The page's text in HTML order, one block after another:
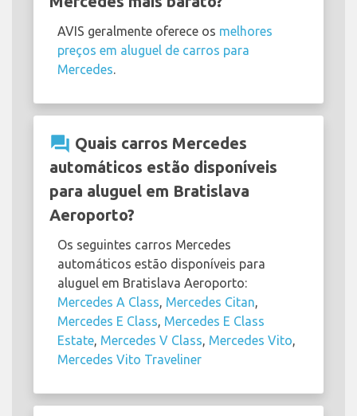
AVIS geralmente oferece os melhores
preços em aluguel de carros para
Mercedes
question_answer Quais carros Mercedes
automáticos estão disponíveis
para aluguel em Bratislava
Aeroporto?
Os seguintes carros Mercedes
automáticos estão disponíveis para
aluguel em Bratislava Aeroporto:
Mercedes A Class Mercedes Citan
Mercedes E Class Mercedes E Class
Estate Mercedes V Class Mercedes Vito
Mercedes Vito Traveliner